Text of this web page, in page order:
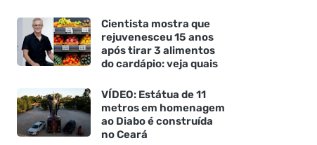
Cientista mostra que
rejuvenesceu 15 anos
após tirar 3 alimentos
do cardápio: veja quais
VÍDEO: Estátua de 11
metros em homenagem
ao Diabo é construída
no Ceará